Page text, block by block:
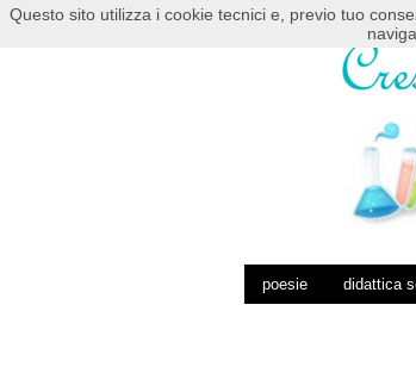
HOME POSTS RSS
poesie didattica
Questo sito utilizza i cookie tecnici e, previo tuo